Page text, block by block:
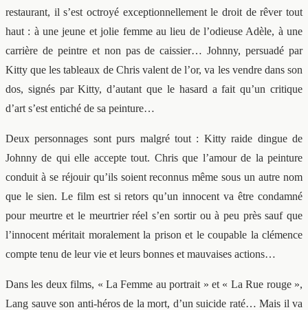
restaurant, il s’est octroyé exceptionnellement le droit de rêver tout
haut : à une jeune et jolie femme au lieu de l’odieuse Adèle, à une
carrière de peintre et non pas de caissier… Johnny, persuadé par
Kitty que les tableaux de Chris valent de l’or, va les vendre dans son
dos, signés par Kitty, d’autant que le hasard a fait qu’un critique
d’art s’est entiché de sa peinture…
Deux personnages sont purs malgré tout : Kitty raide dingue de
Johnny de qui elle accepte tout. Chris que l’amour de la peinture
conduit à se réjouir qu’ils soient reconnus même sous un autre nom
que le sien. Le film est si retors qu’un innocent va être condamné
pour meurtre et le meurtrier réel s’en sortir ou à peu près sauf que
l’innocent méritait moralement la prison et le coupable la clémence
compte tenu de leur vie et leurs bonnes et mauvaises actions…
Dans les deux films, « La Femme au portrait » et « La Rue rouge »,
Lang sauve son anti-héros de la mort, d’un suicide raté… Mais il va